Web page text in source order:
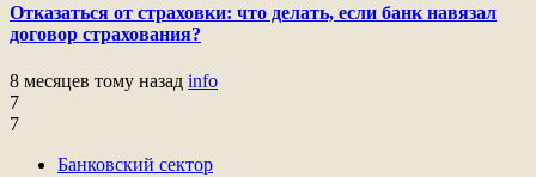
Отказаться от страховки: что делать, если банк навязал
договор страхования?
8 месяцев тому назад info
7
7
Банковский сектор